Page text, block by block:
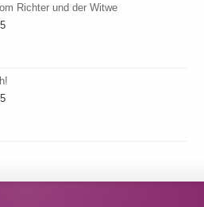
Richter und der Witwe